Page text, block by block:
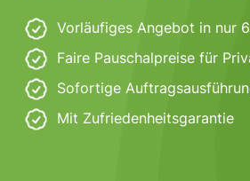
Vorläufiges Angebot in nur
Faire Pauschalpreise für
Sofortige
Mit Zufriedenheitsgarantie